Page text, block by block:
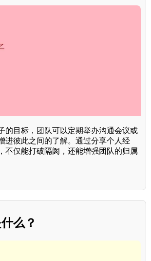
的目标，团队可以定期举办沟通会议或
进彼此之间的了解。通过分享个人经
不仅能打破隔阂，还能增强团队的归属
么？